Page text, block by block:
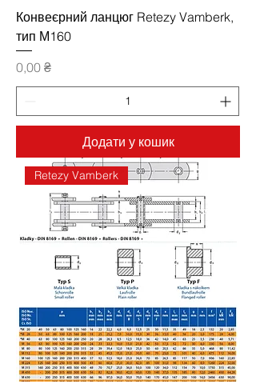
Конвеєрний ланцюг Retezy Vamberk,
тип М160
Ціна
0,00 ₴
Додати у кошик
Retezy Vamberk